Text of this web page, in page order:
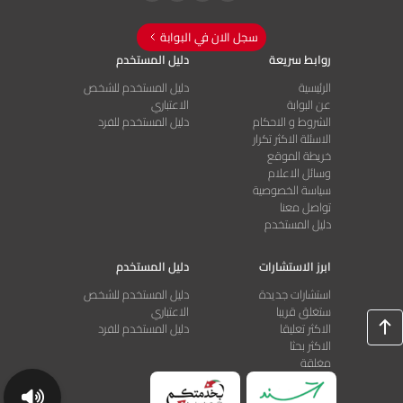
.Please find attached our questions and comments regarding the
Jordan GVP guidelines
مجهول
04/23/2026
Please find attached our questions and comments concerning the
Jordan Good Vigilance Practice (GVP) guidelines.
تحميل الملف
مجهول
04/23/2026
سجل الان في البوابة
روابط سريعة
الرئيسية
عن البوابة
الشروط و الاحكام
الاسئلة الاكثر تكرار
خريطة الموقع
وسائل الاعلام
سياسة الخصوصية
تواصل معنا
دليل المستخدم
دليل المستخدم
دليل المستخدم للشخص
الاعتباري
دليل المستخدم للفرد
ابرز الاستشارات
استشارات جديدة
ستغلق قريبا
الاكثر تعليقا
الاكثر بحثا
مغلقة
دليل المستخدم
دليل المستخدم للشخص
الاعتباري
دليل المستخدم للفرد